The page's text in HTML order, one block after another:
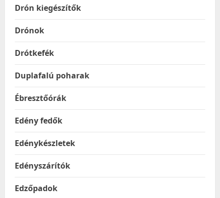
Drón kiegészítők
Drónok
Drótkefék
Duplafalú poharak
Ébresztőórák
Edény fedők
Edénykészletek
Edényszárítók
Edzőpadok